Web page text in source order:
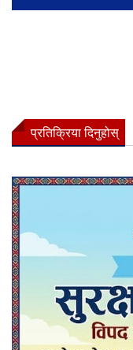
प्रतिक्रिया दिनुहोस्